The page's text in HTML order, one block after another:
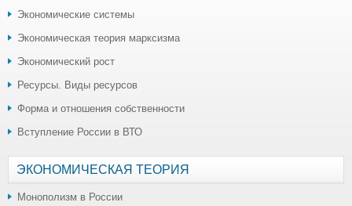
Экономические системы
Экономическая теория марксизма
Экономический рост
Ресурсы. Виды ресурсов
Форма и отношения собственности
Вступление России в ВТО
ЭКОНОМИЧЕСКАЯ ТЕОРИЯ
Монополизм в России